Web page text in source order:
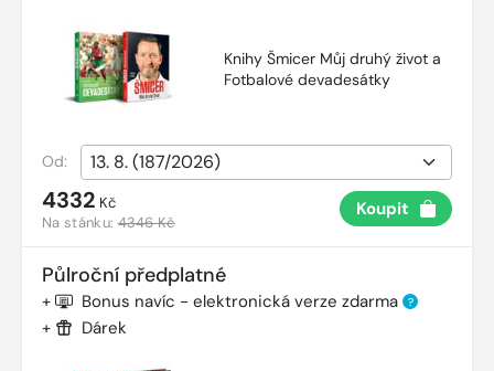
Knihy Šmicer Můj druhý život a
Fotbalové devadesátky
Od:
4332 Kč
Na stánku:4346 Kč
Koupit
Půlroční předplatné
+ Bonus navíc - elektronická verze zdarma ?
+ Dárek